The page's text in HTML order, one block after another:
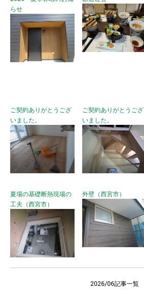
らせ
ご契約ありがとうござ
いました。
ご契約ありがとうござ
いました。
夏場の基礎断熱現場の
工夫（西宮市）
外壁（西宮市）
2026/06記事一覧